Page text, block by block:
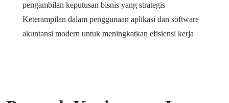
pengambilan keputusan bisnis yang strategis
Keterampilan dalam penggunaan aplikasi dan software
akuntansi modern untuk meningkatkan efisiensi kerja